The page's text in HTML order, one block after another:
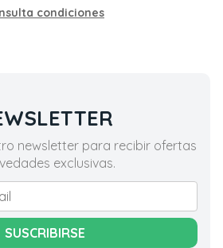
condiciones
newsletter para recibir ofertas
exclusivas.
SUSCRIBIRSE